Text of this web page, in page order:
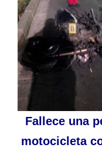
Fallece una
motocicleta